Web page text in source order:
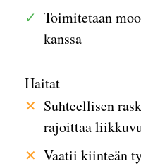
Toimitetaan
kanssa
Haitat
Suhteellisen
rajoittaa
Vaatii kiinteän